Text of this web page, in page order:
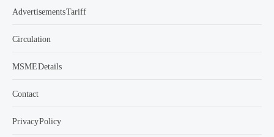
Advertisements Tariff
Circulation
MSME Details
Contact
Privacy Policy